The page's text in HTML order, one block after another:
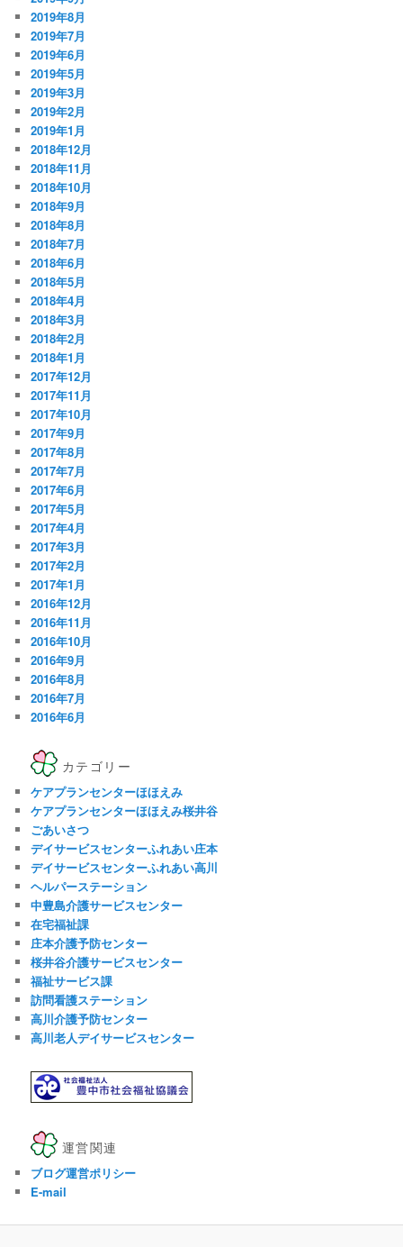
2019年8月
2019年7月
2019年6月
2019年5月
2019年3月
2019年2月
2019年1月
2018年12月
2018年11月
2018年10月
2018年9月
2018年8月
2018年7月
2018年6月
2018年5月
2018年4月
2018年3月
2018年2月
2018年1月
2017年12月
2017年11月
2017年10月
2017年9月
2017年8月
2017年7月
2017年6月
2017年5月
2017年4月
2017年3月
2017年2月
2017年1月
2016年12月
2016年11月
2016年10月
2016年9月
2016年8月
2016年7月
2016年6月
カテゴリー
ケアプランセンターほほえみ
ケアプランセンターほほえみ桜井谷
ごあいさつ
デイサービスセンターふれあい庄本
デイサービスセンターふれあい高川
ヘルパーステーション
中豊島介護サービスセンター
在宅福祉課
庄本介護予防センター
桜井谷介護サービスセンター
福祉サービス課
訪問看護ステーション
高川介護予防センター
高川老人デイサービスセンター
運営関連
ブログ運営ポリシー
E-mail